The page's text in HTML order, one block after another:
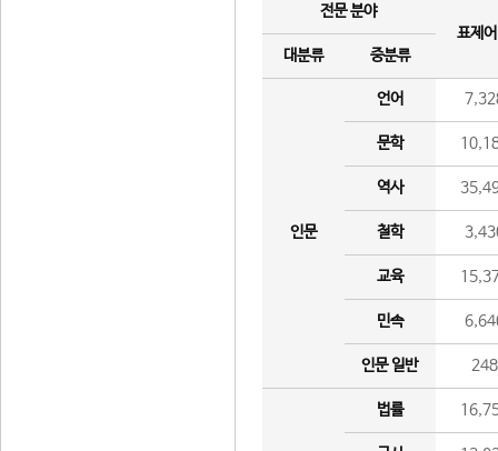
전문 분야
표제
대분류
중분류
인문
언어
문학
역사
철학
교육
민속
인문 일반 248
법률